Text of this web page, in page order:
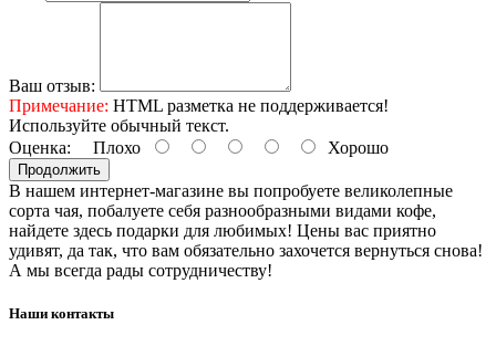
Ваш отзыв:
Примечание: HTML разметка не поддерживается!
Используйте обычный текст.
Оценка: Плохо Хорошо
Продолжить
В нашем интернет-магазине вы попробуете великолепные
сорта чая, побалуете себя разнообразными видами кофе,
найдете здесь подарки для любимых! Цены вас приятно
удивят, да так, что вам обязательно захочется вернуться снова!
А мы всегда рады сотрудничеству!
Наши контакты